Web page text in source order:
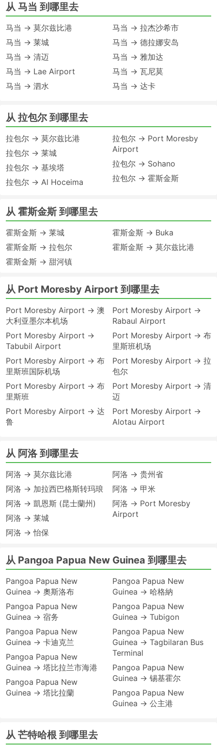
从 马当 到哪里去
马当 → 莫尔兹比港
马当 → 莱城
马当 → 清迈
马当 → Lae Airport
马当 → 泗水
马当 → 拉杰沙希市
马当 → 德拉娜安岛
马当 → 雅加达
马当 → 瓦尼莫
马当 → 达卡
从 拉包尔 到哪里去
拉包尔 → 莫尔兹比港
拉包尔 → 莱城
拉包尔 → 基埃塔
拉包尔 → Al Hoceima
拉包尔 → Port Moresby
Airport
拉包尔 → Sohano
拉包尔 → 霍斯金斯
从 霍斯金斯 到哪里去
霍斯金斯 → 莱城
霍斯金斯 → 拉包尔
霍斯金斯 → 甜河镇
霍斯金斯 → Buka
霍斯金斯 → 莫尔兹比港
从 Port Moresby Airport 到哪里去
Port Moresby Airport → 澳
大利亚墨尔本机场
Port Moresby Airport →
Tabubil Airport
Port Moresby Airport → 布
里斯班国际机场
Port Moresby Airport → 布
里斯班
Port Moresby Airport → 达
鲁
Port Moresby Airport →
Rabaul Airport
Port Moresby Airport → 布
里斯班机场
Port Moresby Airport → 拉
包尔
Port Moresby Airport → 清
迈
Port Moresby Airport →
Alotau Airport
从 阿洛 到哪里去
阿洛 → 莫尔兹比港
阿洛 → 加拉西巴格斯转玛琅
阿洛 → 凱恩斯 (昆士蘭州)
阿洛 → 莱城
阿洛 → 怡保
阿洛 → 贵州省
阿洛 → 甲米
阿洛 → Port Moresby
Airport
从 Pangoa Papua New Guinea 到哪里去
Pangoa Papua New
Guinea → 奧斯洛布
Pangoa Papua New
Guinea → 宿务
Pangoa Papua New
Guinea → 卡迪克兰
Pangoa Papua New
Guinea → 塔比拉兰市海港
Pangoa Papua New
Guinea → 塔比拉蘭
Pangoa Papua New
Guinea → 哈格納
Pangoa Papua New
Guinea → Tubigon
Pangoa Papua New
Guinea → Tagbilaran Bus
Terminal
Pangoa Papua New
Guinea → 锡基霍尔
Pangoa Papua New
Guinea → 公主港
从 芒特哈根 到哪里去